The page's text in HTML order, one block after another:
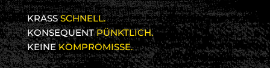
KRASSSCHNELL.
KONSEQUENTPÜNKTLICH.
KEINEKOMPROMISSE.